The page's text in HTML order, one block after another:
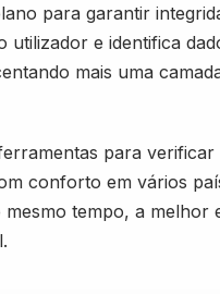
para garantir
utilizador e identifica
mais uma
para verificar
conforto em vários
tempo, a melhor